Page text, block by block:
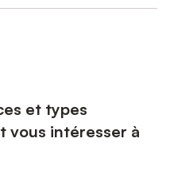
et types
vous intéresser à